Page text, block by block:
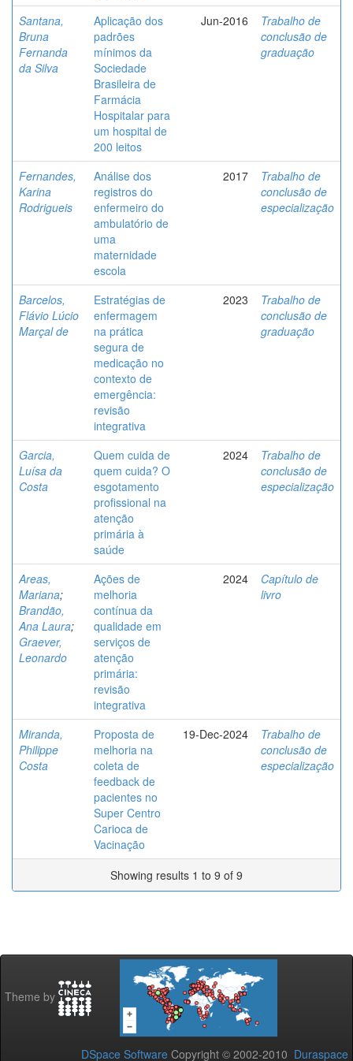
Santana,
Bruna
Fernanda
da Silva
Aplicação dos
padrões
mínimos da
Sociedade
Brasileira de
Farmácia
Hospitalar para
um hospital de
200 leitos
Jun-2016
Trabalho de
conclusão de
graduação
Fernandes,
Karina
Rodrigueis
Análise dos
registros do
enfermeiro do
ambulatório de
uma
maternidade
escola
2017
Trabalho de
conclusão de
especialização
Barcelos,
Flávio Lúcio
Marçal de
Estratégias de
enfermagem
na prática
segura de
medicação no
contexto de
emergência:
revisão
integrativa
2023
Trabalho de
conclusão de
graduação
Garcia,
Luísa da
Costa
Quem cuida de
quem cuida? O
esgotamento
profissional na
atenção
primária à
saúde
2024
Trabalho de
conclusão de
especialização
Areas,
Mariana;
Brandão,
Ana Laura;
Graever,
Leonardo
Ações de
melhoria
contínua da
qualidade em
serviços de
atenção
primária:
revisão
integrativa
2024
Capítulo de
livro
Miranda,
Philippe
Costa
Proposta de
melhoria na
coleta de
feedback de
pacientes no
Super Centro
Carioca de
Vacinação
19-Dec-2024
Trabalho de
conclusão de
especialização
Showing results 1 to 9 of 9
Theme by
DSpace Software Copyright © 2002-2010 Duraspace